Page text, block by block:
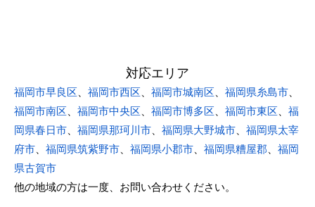
対応エリア
福岡市早良区 、 福岡市西区 、 福岡市城南区 、 福岡県糸島市、
福岡市南区 、 福岡市中央区 、 福岡市博多区 、 福岡市東区 、 福
岡県春日市、 福岡県那珂川市、 福岡県大野城市、 福岡県太宰
府市、 福岡県筑紫野市、 福岡県小郡市、 福岡県糟屋郡、 福岡
県古賀市
他の地域の方は一度、お問い合わせください。